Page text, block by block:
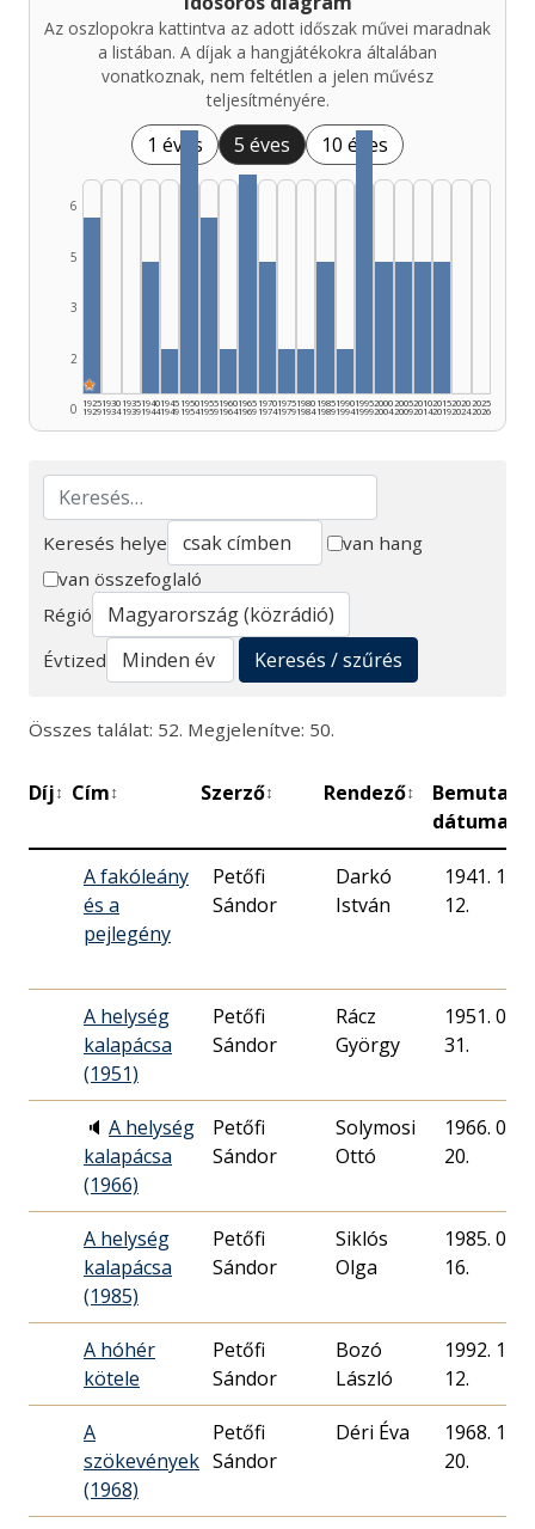
Az oszlopokra kattintva az adott időszak művei maradnak
a listában. A díjak a hangjátékokra általában
vonatkoznak, nem feltétlen a jelen művész
teljesítményére.
1 éves 5 éves 10 éves
0
2
3
5
6
★
1925
1929
1930
1934
1935
1939
1940
1944
1945
1949
1950
1954
1955
1959
1960
1964
1965
1969
1970
1974
1975
1979
1980
1984
1985
1989
1990
1994
1995
1999
2000
2004
2005
2009
2010
2014
2015
2019
2020
2024
2025
2026
Keresés
Keresés helye
van hang
van összefoglaló
Régió
Évtized
Keresés / szűrés
Összes találat: 52. Megjelenítve: 50.
Díj↕ Cím↕ Szerző↕ Rendező↕
Bemutató
dátuma
A fakóleány
és a
pejlegény
Petőfi
Sándor
Darkó
István
1941. 10.
12.
A helység
kalapácsa
(1951)
Petőfi
Sándor
Rácz
György
1951. 05.
31.
🔈 A helység
kalapácsa
(1966)
Petőfi
Sándor
Solymosi
Ottó
1966. 08.
20.
A helység
kalapácsa
(1985)
Petőfi
Sándor
Siklós
Olga
1985. 09.
16.
A hóhér
kötele
Petőfi
Sándor
Bozó
László
1992. 10.
12.
A
szökevények
(1968)
Petőfi
Sándor
Déri Éva
1968. 10.
20.